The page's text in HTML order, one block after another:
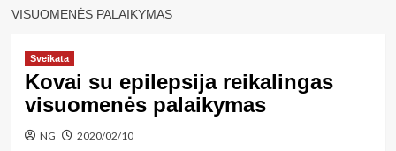
VISUOMENĖS PALAIKYMAS
Sveikata
Kovai su epilepsija reikalingas
visuomenės palaikymas
NG 2020/02/10